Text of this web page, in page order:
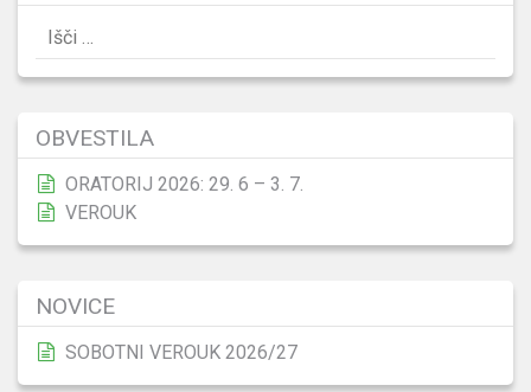
Išči:
OBVESTILA
ORATORIJ 2026: 29. 6 – 3. 7.
VEROUK
NOVICE
SOBOTNI VEROUK 2026/27